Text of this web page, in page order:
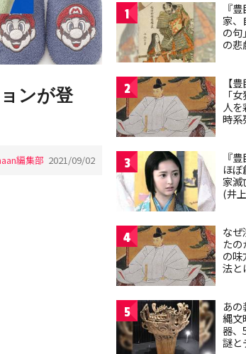
ンが登
編集部 2021/09/02
1
『
家、
の
の悲
2
【
「
人
時系
3
『
ほ
家滅
(井
4
なぜ
たの
の味
法と
5
あ
縄文
器、
謎と